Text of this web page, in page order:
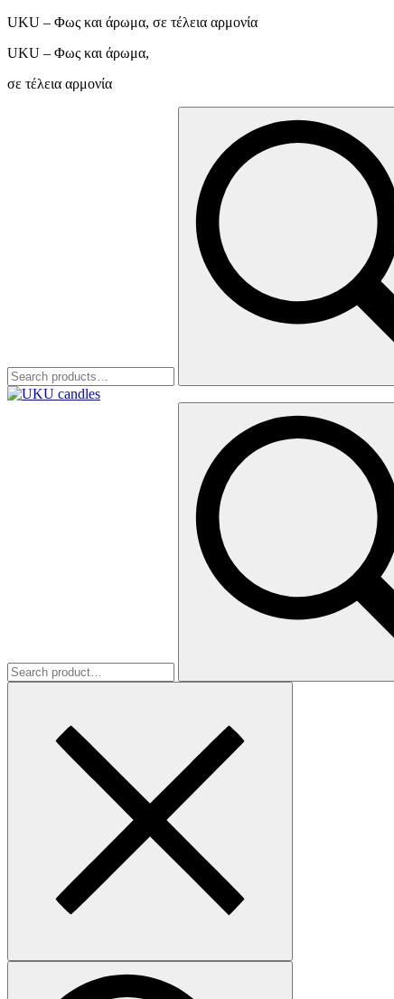
UKU – Φως και άρωμα, σε τέλεια αρμονία
UKU – Φως και άρωμα,
σε τέλεια αρμονία